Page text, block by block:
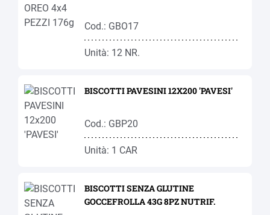
Cod.: GBO17
Unità: 12 NR.
BISCOTTI PAVESINI 12X200 'PAVESI'
Cod.: GBP20
Unità: 1 CAR
BISCOTTI SENZA GLUTINE
GOCCEFROLLA 43G 8PZ NUTRIF.